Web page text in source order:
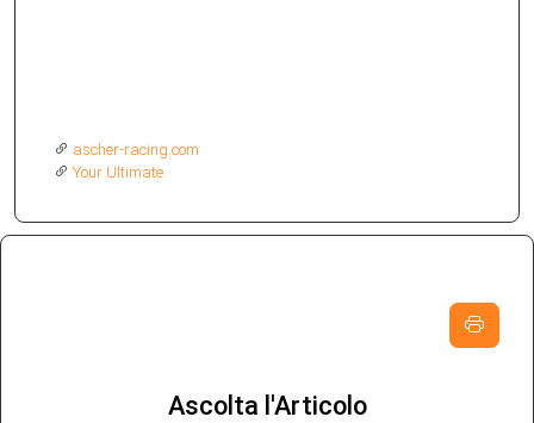
ascher-racing.com
Your Ultimate
Ascolta l'Articolo